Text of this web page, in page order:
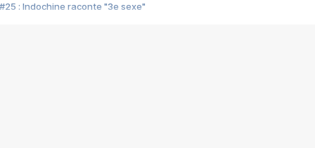
#25 : Indochine raconte "3e sexe"